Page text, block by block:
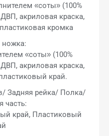
«соты» (100%
акриловая краска,
кромка
ножка:
«соты» (100%
акриловая краска,
край.
Задняя рейка/ Полка/
часть:
край, Пластиковый